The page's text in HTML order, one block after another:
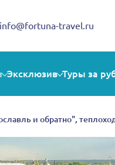
поездку? Могу помочь!
info@fortuna-travel.ru
Эксклюзив Туры за
и обратно",